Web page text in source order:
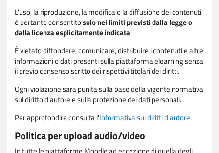
L'uso, la riproduzione, la modifica o la diffusione dei contenuti
è pertanto consentitosolo nei limiti previsti dalla legge o
dalla licenza esplicitamente indicata.
È vietato diffondere, comunicare, distribuire i contenuti e altre
informazioni o dati presenti sulla piattaforma elearning senza
il previo consenso scritto dei rispettivi titolari dei diritti.
Ogni violazione sarà punita sulla base della vigente normativa
sul diritto d'autore e sulla protezione dei dati personali.
Per approfondire consulta l'Informativa sui diritti d'autore.
Politica per upload audio/video
In tutte le piattaforme Moodle ad eccezione di quella degli